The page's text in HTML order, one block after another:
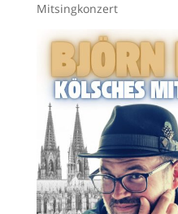
Mitsingkonzert